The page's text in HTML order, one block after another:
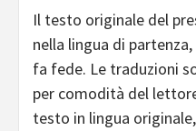
Il testo originale del
nella lingua di
fa fede. Le traduzioni
per comodità del
testo in lingua originale,